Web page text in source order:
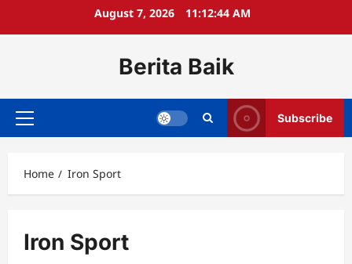
August 7, 2026 11:12:44 AM
Berita Baik
Primary
Subscribe
Home Iron Sport
Iron Sport